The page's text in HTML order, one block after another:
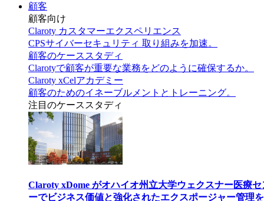
顧客
顧客向け
Claroty カスタマーエクスペリエンス
CPSサイバーセキュリティ 取り組みを加速。
顧客のケーススタディ
Clarotyで顧客が重要な業務をどのように確保するか。
Claroty xCelアカデミー
顧客のためのイネーブルメントとトレーニング。
注目のケーススタディ
Claroty xDome がオハイオ州立大学ウェクスナー医療セ
ーでビジネス価値と強化されたエクスポージャー管理